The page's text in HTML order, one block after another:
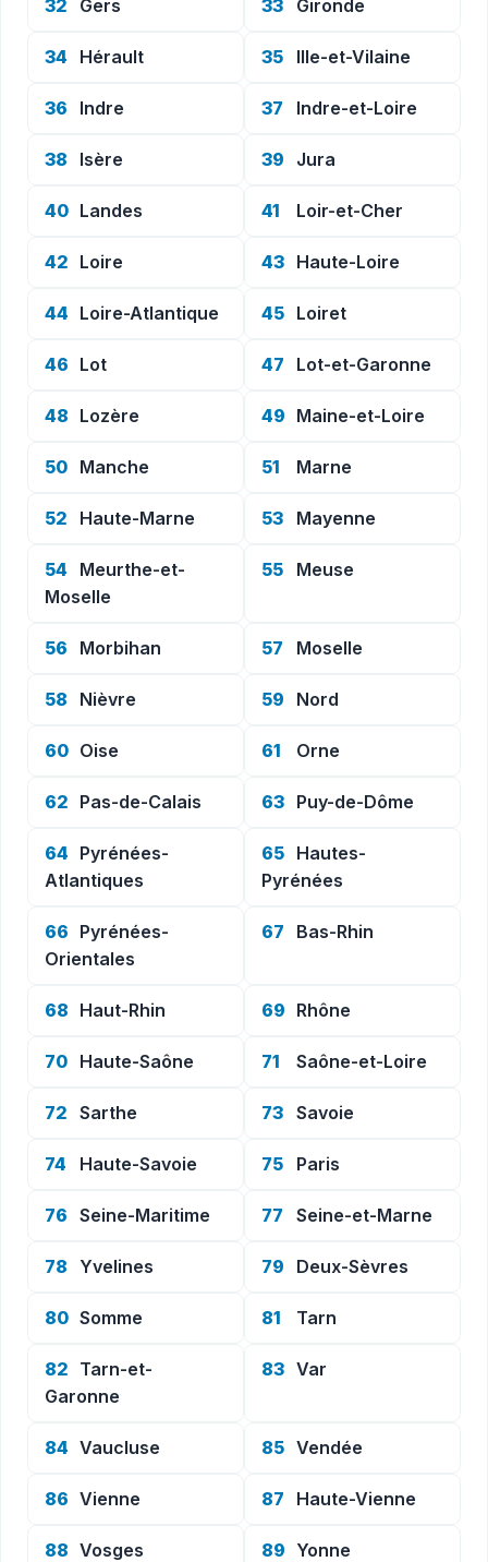
32 Gers 33 Gironde
34 Hérault 35 Ille-et-Vilaine
36 Indre 37 Indre-et-Loire
38 Isère 39 Jura
40 Landes 41 Loir-et-Cher
42 Loire 43 Haute-Loire
44 Loire-Atlantique 45 Loiret
46 Lot 47 Lot-et-Garonne
48 Lozère 49 Maine-et-Loire
50 Manche 51 Marne
52 Haute-Marne 53 Mayenne
54
Meurthe-et-
Moselle
55 Meuse
56 Morbihan 57 Moselle
58 Nièvre 59 Nord
60 Oise 61 Orne
62 Pas-de-Calais 63 Puy-de-Dôme
64 Pyrénées-
Atlantiques
65 Hautes-
Pyrénées
66 Pyrénées-
Orientales
67 Bas-Rhin
68 Haut-Rhin 69 Rhône
70 Haute-Saône 71 Saône-et-Loire
72 Sarthe 73 Savoie
74 Haute-Savoie 75 Paris
76 Seine-Maritime 77 Seine-et-Marne
78 Yvelines 79 Deux-Sèvres
80 Somme 81 Tarn
82 Tarn-et-
Garonne
83 Var
84 Vaucluse 85 Vendée
86 Vienne 87 Haute-Vienne
88 Vosges 89 Yonne